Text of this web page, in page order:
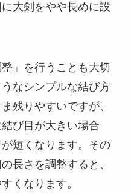
大剣をやや長めに設
」を行うことも大切
なシンプルな結び方
残りやすいですが、
び目が大きい場合
短くなります。その
長さを調整すると、
くなります。